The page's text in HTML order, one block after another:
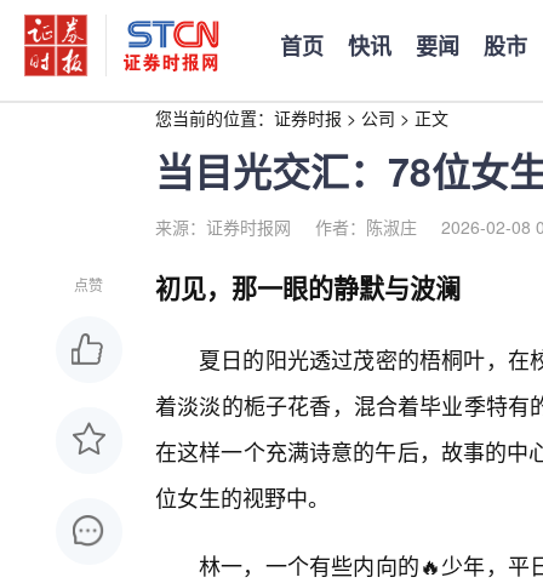
首页 快讯 要闻 股市
您当前的位置： 证券时报 > 公司 > 正文
当目光交汇：78位女
来源：证券时报网 作者：陈淑庄 2026-02-08
点赞 初见，那一眼的静默与波澜
夏日的阳光透过茂密的梧桐叶，
着淡淡的栀子花香，混合着毕业季特
在这样一个充满诗意的午后，故事的
位女生的视野中。
林一，一个有些内向的🔥少年，平